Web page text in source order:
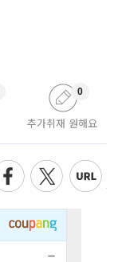
추가취재 원해요
0